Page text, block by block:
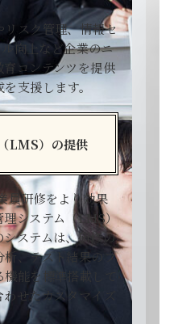
スク管理、情報セ
向上など企業のニ
コンテンツを提供
支援します。
LMS）の提供
員研修をより効果
理システム（LMS）
ステムは、研修の
、テスト結果のフ
能を標準搭載して
せたカスタマイズ